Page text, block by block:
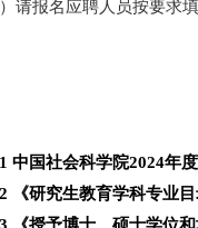
报名应聘人员按要求填
中国社会科学院2024年
《研究生教育学科专业